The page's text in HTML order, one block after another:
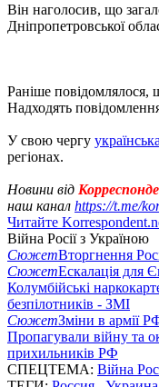
Він наголосив, що
Дніпропетровської
Раніше повідомлялося,
Надходять
У свою чергу
регіонах.
Новини від
наш канал https://t.me/
Читайте
Війна Росії з Україною
СюжетВторгнення
СюжетЕскалація для
Колумбійські
безпілотників - ЗМІ
СюжетЗміни в армії
Пропагували війну та
прихильників РФ
СПЕЦТЕМА: Війна